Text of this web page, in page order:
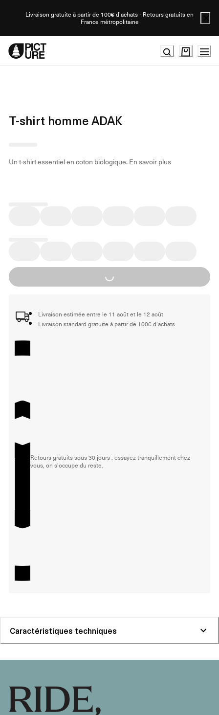
Livraison gratuite à partir de 100€ d'achats - Retours gratuits en
France métropolitaine
T-shirt homme ADAK
Un t-shirt essentiel en coton biologique.En savoir plus
Loading...
Livraison estimée entre le 11 août et le 12 août
Livraison standard gratuite à partir de 100€ d'achats
Retours gratuits sous 30 jours : essayez tranquillement chez
vous, on s'occupe du reste.
Caractéristiques techniques